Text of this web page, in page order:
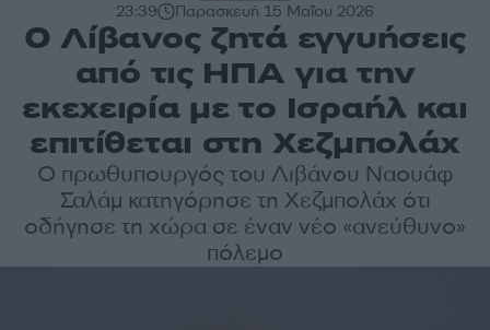
23:39 Παρασκευή 15 Μαΐου 2026
Ο Λίβανος ζητά εγγυήσεις
από τις ΗΠΑ για την
εκεχειρία με το Ισραήλ και
επιτίθεται στη Χεζμπολάχ
Ο πρωθυπουργός του Λιβάνου Ναουάφ
Σαλάμ κατηγόρησε τη Χεζμπολάχ ότι
οδήγησε τη χώρα σε έναν νέο «ανεύθυνο»
πόλεμο